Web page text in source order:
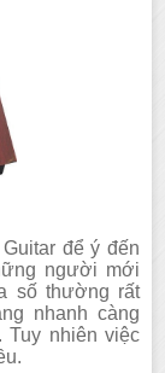
để ý đến
người mới
số thường rất
nhanh càng
Tuy nhiên việc